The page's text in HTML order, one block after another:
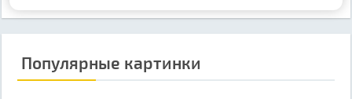
Популярные картинки